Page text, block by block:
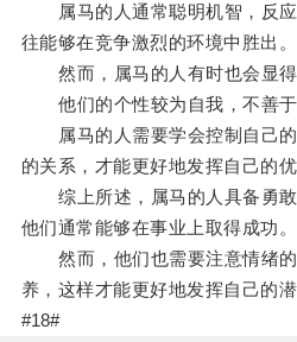
属马的人通常聪明机智，反应
往能够在竞争激烈的环境中胜出。
然而，属马的人有时也会显得
他们的个性较为自我，不善于
属马的人需要学会控制自己的
的关系，才能更好地发挥自己的优
综上所述，属马的人具备勇敢
他们通常能够在事业上取得成功。
然而，他们也需要注意情绪的
养，这样才能更好地发挥自己的潜
#18#